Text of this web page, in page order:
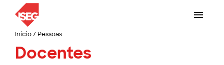
Início/ Pessoas
Docentes